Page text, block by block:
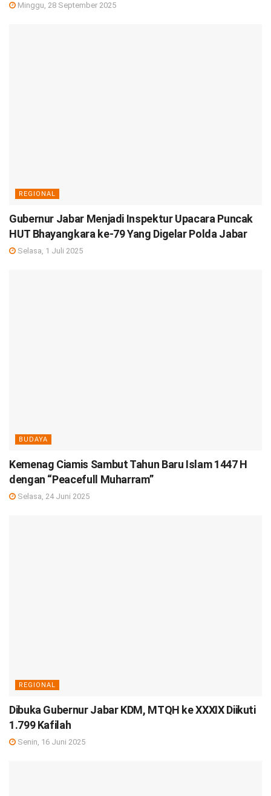
Minggu, 28 September 2025
REGIONAL
Gubernur Jabar Menjadi Inspektur Upacara Puncak
HUT Bhayangkara ke-79 Yang Digelar Polda Jabar
Selasa, 1 Juli 2025
BUDAYA
Kemenag Ciamis Sambut Tahun Baru Islam 1447 H
dengan “Peacefull Muharram”
Selasa, 24 Juni 2025
REGIONAL
Dibuka Gubernur Jabar KDM, MTQH ke XXXIX Diikuti
1.799 Kafilah
Senin, 16 Juni 2025